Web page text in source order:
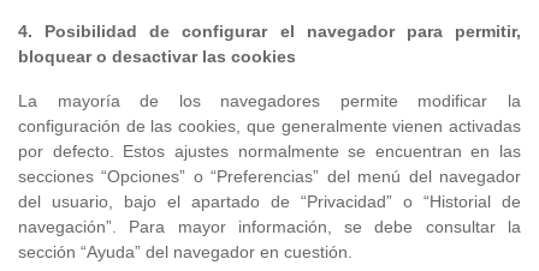
4. Posibilidad de configurar el navegador para permitir,
bloquear o desactivar las cookies
La mayoría de los navegadores permite modificar la
configuración de las cookies, que generalmente vienen activadas
por defecto. Estos ajustes normalmente se encuentran en las
secciones “Opciones” o “Preferencias” del menú del navegador
del usuario, bajo el apartado de “Privacidad” o “Historial de
navegación”. Para mayor información, se debe consultar la
sección “Ayuda” del navegador en cuestión.